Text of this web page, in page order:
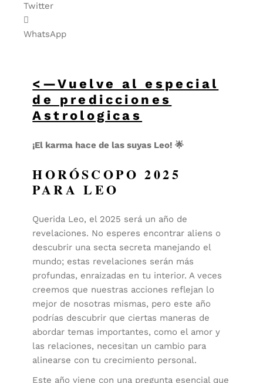
Twitter
WhatsApp
<—Vuelve al especial
de predicciones
Astrologicas
¡El karma hace de las suyas Leo!🌟
HORÓSCOPO 2025
PARA LEO
Querida Leo, el 2025 será un año de
revelaciones. No esperes encontrar aliens o
descubrir una secta secreta manejando el
mundo; estas revelaciones serán más
profundas, enraizadas en tu interior. A veces
creemos que nuestras acciones reflejan lo
mejor de nosotras mismas, pero este año
podrías descubrir que ciertas maneras de
abordar temas importantes, como el amor y
las relaciones, necesitan un cambio para
alinearse con tu crecimiento personal.
Este año viene con una pregunta esencial que